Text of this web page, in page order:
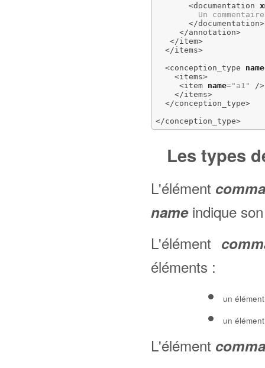
<documentation
Un
</documentation>
</annotation>
</item>
</items>
<conception_type
name
<items>
<item
name="a1"
/>
</items>
</conception_type>
</conception_type>
Les types
L'élément
nameindique
L'élément
éléments :
un
un
L'élément